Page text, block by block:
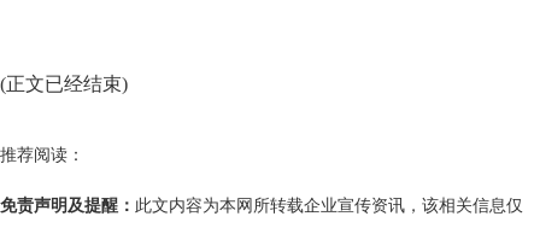
(正文已经结束)
推荐阅读：
免责声明及提醒： 此文内容为本网所转载企业宣传资讯，该相关信息仅